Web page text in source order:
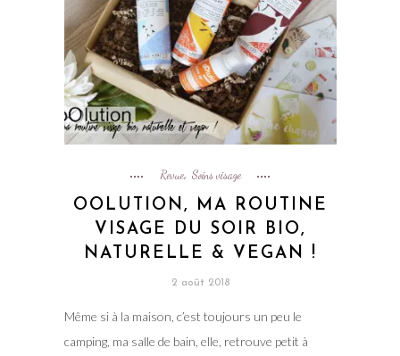
Revue, Soins visage
OOLUTION, MA ROUTINE
VISAGE DU SOIR BIO,
NATURELLE & VEGAN !
2 août 2018
Même si à la maison, c’est toujours un peu le
camping, ma salle de bain, elle, retrouve petit à